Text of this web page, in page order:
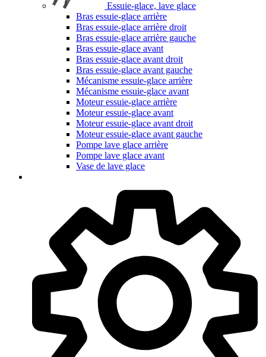
Essuie-glace, lave glace
Bras essuie-glace arrière
Bras essuie-glace arrière droit
Bras essuie-glace arrière gauche
Bras essuie-glace avant
Bras essuie-glace avant droit
Bras essuie-glace avant gauche
Mécanisme essuie-glace arrière
Mécanisme essuie-glace avant
Moteur essuie-glace arrière
Moteur essuie-glace avant
Moteur essuie-glace avant droit
Moteur essuie-glace avant gauche
Pompe lave glace arrière
Pompe lave glace avant
Vase de lave glace